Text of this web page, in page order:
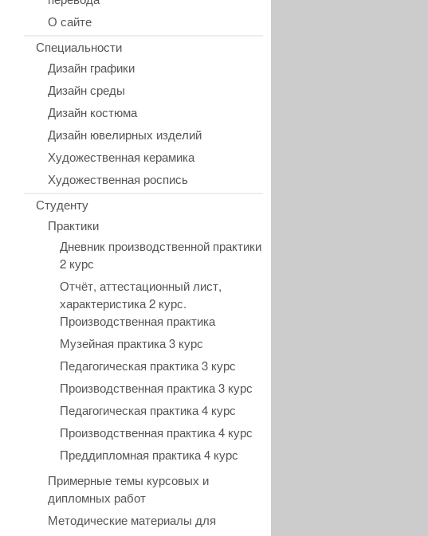
О сайте
Специальности
Дизайн графики
Дизайн среды
Дизайн костюма
Дизайн ювелирных изделий
Художественная керамика
Художественная роспись
Студенту
Практики
Дневник производственной практики
2 курс
Отчёт, аттестационный лист,
характеристика 2 курс.
Производственная практика
Музейная практика 3 курс
Педагогическая практика 3 курс
Производственная практика 3 курс
Педагогическая практика 4 курс
Производственная практика 4 курс
Преддипломная практика 4 курс
Примерные темы курсовых и
дипломных работ
Методические материалы для